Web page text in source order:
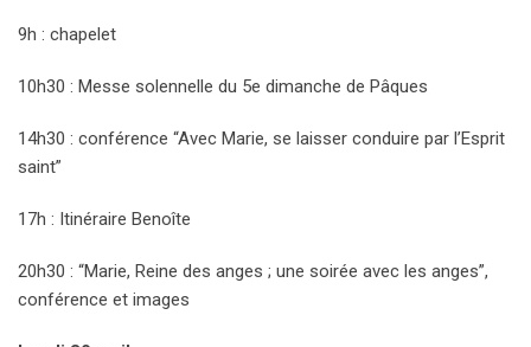
9h : chapelet
10h30 : Messe solennelle du 5e dimanche de Pâques
14h30 : conférence “Avec Marie, se laisser conduire par l’Esprit
saint”
17h : Itinéraire Benoîte
20h30 : “Marie, Reine des anges ; une soirée avec les anges”,
conférence et images